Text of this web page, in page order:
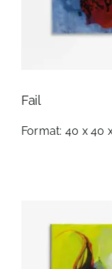
Fail
Format: 40 x 40